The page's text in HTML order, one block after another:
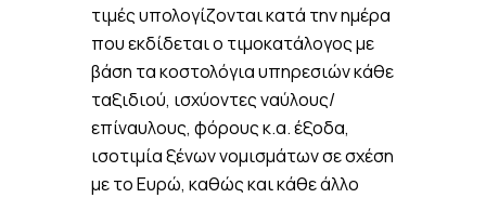
τιμές υπολογίζονται κατά την ημέρα
που εκδίδεται ο τιμοκατάλογος με
βάση τα κοστολόγια υπηρεσιών κάθε
ταξιδιού, ισχύοντες ναύλους/
επίναυλους, φόρους κ.α. έξοδα,
ισοτιμία ξένων νομισμάτων σε σχέση
με το Ευρώ, καθώς και κάθε άλλο